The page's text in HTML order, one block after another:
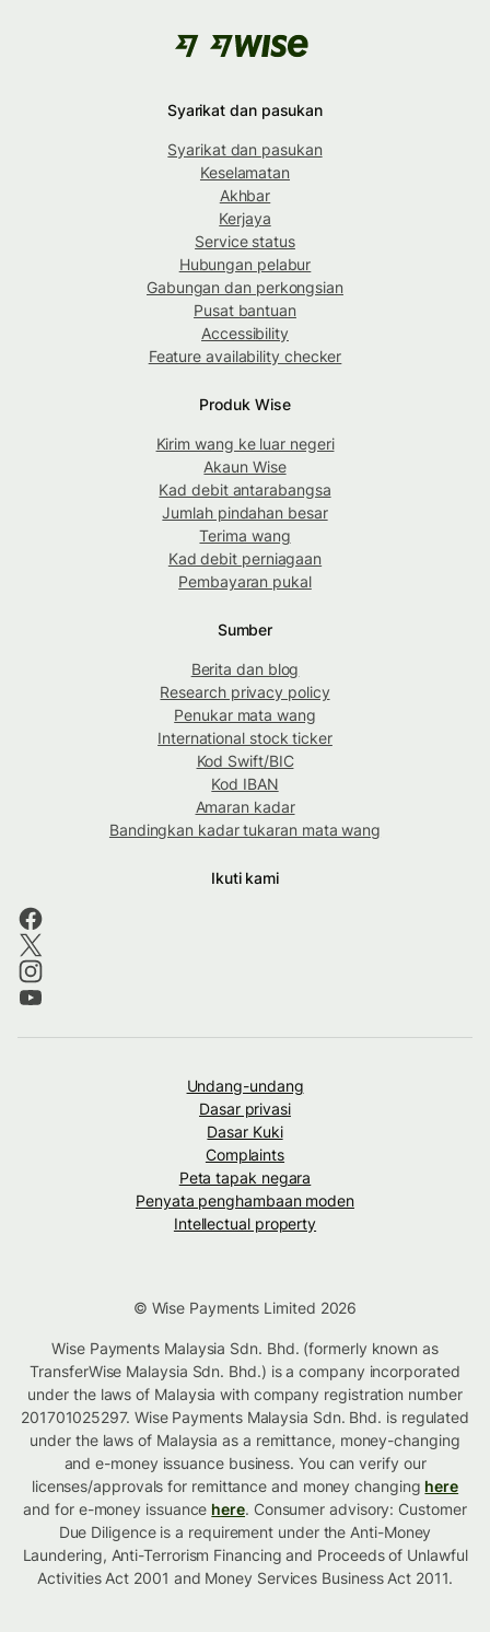
Syarikat dan pasukan
Syarikat dan pasukan
Keselamatan
Akhbar
Kerjaya
Service status
Hubungan pelabur
Gabungan dan perkongsian
Pusat bantuan
Accessibility
Feature availability checker
Produk Wise
Kirim wang ke luar negeri
Akaun Wise
Kad debit antarabangsa
Jumlah pindahan besar
Terima wang
Kad debit perniagaan
Pembayaran pukal
Sumber
Berita dan blog
Research privacy policy
Penukar mata wang
International stock ticker
Kod Swift/BIC
Kod IBAN
Amaran kadar
Bandingkan kadar tukaran mata wang
Ikuti kami
Undang-undang
Dasar privasi
Dasar Kuki
Complaints
Peta tapak negara
Penyata penghambaan moden
Intellectual property
© Wise Payments Limited 2026
Wise Payments Malaysia Sdn. Bhd. (formerly known as
TransferWise Malaysia Sdn. Bhd.) is a company incorporated
under the laws of Malaysia with company registration number
201701025297. Wise Payments Malaysia Sdn. Bhd. is regulated
under the laws of Malaysia as a remittance, money-changing
and e-money issuance business. You can verify our
licenses/approvals for remittance and money changing here
and for e-money issuance here. Consumer advisory: Customer
Due Diligence is a requirement under the Anti-Money
Laundering, Anti-Terrorism Financing and Proceeds of Unlawful
Activities Act 2001 and Money Services Business Act 2011.